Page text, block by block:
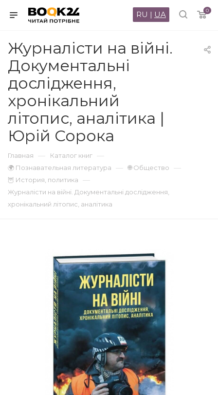
0
RU | UA
Журналісти на війні.
Документальні
дослідження,
хронікальний
літопис, аналітика |
Юрій Сорока
Главная — Каталог книг —
🌍 Познавательная литература — 🌐 Общество —
🦉 История, политика —
Журналісти на війні. Документальні дослідження,
хронікальний літопис, аналітика